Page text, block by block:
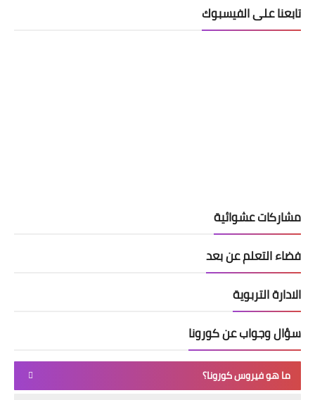
تابعنا على الفيسبوك
مشاركات عشوائية
فضاء التعلم عن بعد
الادارة التربوية
سؤال وجواب عن كورونا
ما هو فيروس كورونا؟